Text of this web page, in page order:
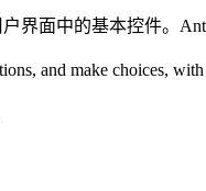
界面中的基本控件。
and make choices,